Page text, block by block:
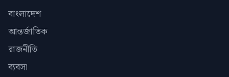
বাংলাদেশ
আন্তর্জাতিক
রাজনীতি
ব্যবসা